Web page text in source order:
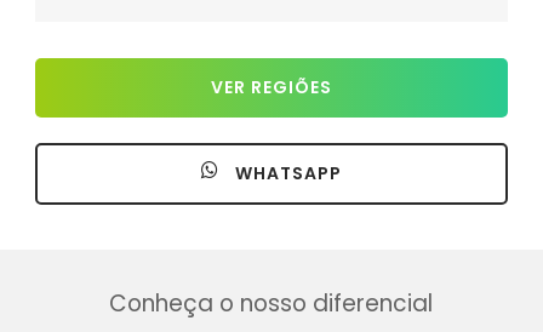
VER REGIÕES
WHATSAPP
Conheça o nosso diferencial